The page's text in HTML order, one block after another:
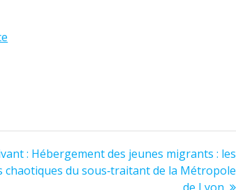
: Article
suivant
Hébergement des jeunes migrants : les
chaotiques du sous‐traitant de la Métropole